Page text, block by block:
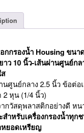
quantity
กกรองน้ำ Housingขนา
าว 10 นิ้ว-เส้นผ่านศูนย์กล
นศูนย์กลาง 2.5 นิ้ว ข้อต่อ
2 หุน (1/4 นิ้ว)
กวัสดุพลาสติกอย่างดี ห
สำหรับเครื่องกรองน้ำทุก
ยอดเหรียญ